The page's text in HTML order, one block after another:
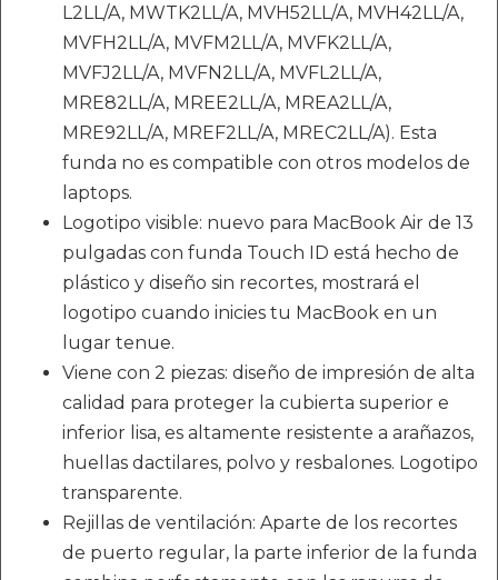
L2LL/A, MWTK2LL/A, MVH52LL/A, MVH42LL/A,
MVFH2LL/A, MVFM2LL/A, MVFK2LL/A,
MVFJ2LL/A, MVFN2LL/A, MVFL2LL/A,
MRE82LL/A, MREE2LL/A, MREA2LL/A,
MRE92LL/A, MREF2LL/A, MREC2LL/A). Esta
funda no es compatible con otros modelos de
laptops.
Logotipo visible: nuevo para MacBook Air de 13
pulgadas con funda Touch ID está hecho de
plástico y diseño sin recortes, mostrará el
logotipo cuando inicies tu MacBook en un
lugar tenue.
Viene con 2 piezas: diseño de impresión de alta
calidad para proteger la cubierta superior e
inferior lisa, es altamente resistente a arañazos,
huellas dactilares, polvo y resbalones. Logotipo
transparente.
Rejillas de ventilación: Aparte de los recortes
de puerto regular, la parte inferior de la funda